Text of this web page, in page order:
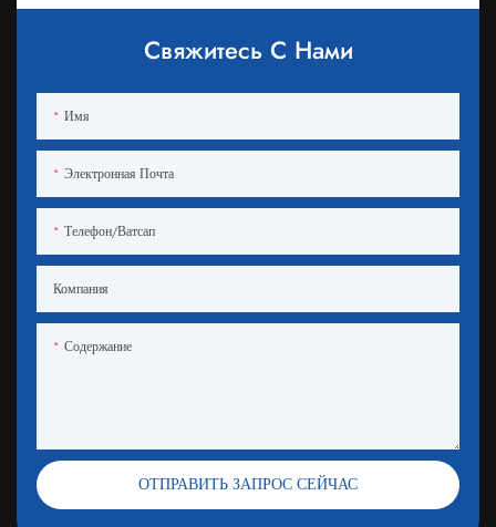
Свяжитесь С Нами
Имя
Электронная Почта
Телефон/ватсап
Компания
Содержание
ОТПРАВИТЬ ЗАПРОС СЕЙЧАС